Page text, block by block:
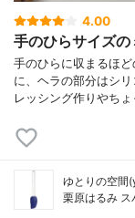
4.00
手のひらサイズの
手のひらに収まるほ
に、ヘラの部分はシ
レッシング作りやち
ゆとりの空間
栗原はるみ ス